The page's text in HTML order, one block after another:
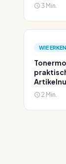
3 Min.
WIE
2 Min.